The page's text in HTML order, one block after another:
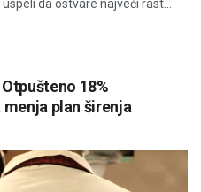
da ostvare najveći rast...
18%
plan širenja